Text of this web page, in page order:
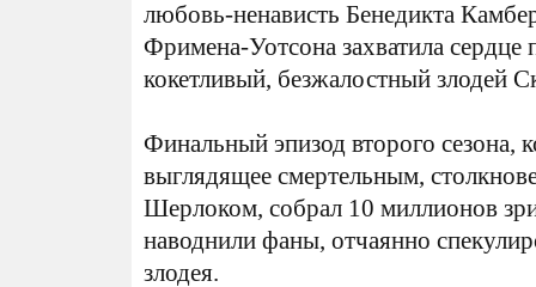
любовь-ненависть Бенедикта
Фримена-Уотсона захватила сердце
кокетливый, безжалостный злодей
Финальный эпизод второго сезона,
выглядящее смертельным,
Шерлоком, собрал 10 миллионов
наводнили фаны, отчаянно
злодея.